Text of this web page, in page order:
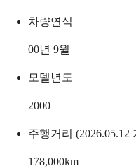
차량연식
00년 9월
모델년도
2000
주행거리 (2026.05.12
178,000km